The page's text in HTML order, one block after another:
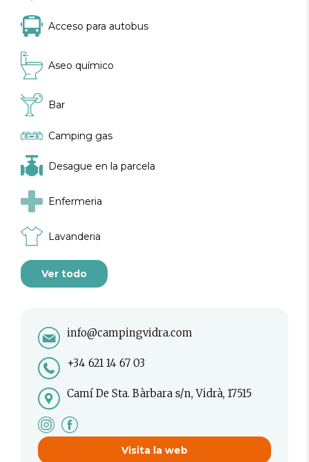
Acceso para autobus
Aseo químico
Bar
Camping gas
Desague en la parcela
Enfermeria
Lavanderia
Ver todo
info@campingvidra.com
+34 621 14 67 03
Camí De Sta. Bàrbara s/n, Vidrà, 17515
Visita la web